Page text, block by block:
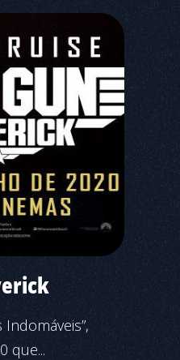
Indomáveis”,
que...